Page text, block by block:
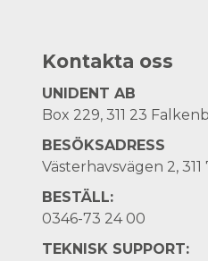
Kontakta oss
UNIDENT AB
Box 229, 311 23
BESÖKSADRESS
Västerhavsvägen 2,
BESTÄLL:
0346-73 24 00
TEKNISK SUPPORT: